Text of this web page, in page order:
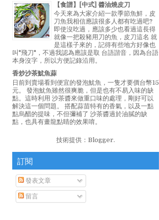
【食譜】[中式] 醬油燒皮刀
今天來為大家介紹一款季節魚鮮，皮
刀魚我相信應該很多人都有吃過吧?
即使沒吃過，應該多少也看過這長得
就像一把殺豬用刀的魚，皮刀這名 就
是這樣子來的，記得有些地方好像也
叫"飛刀"，不過我認為應該是取 台語諧音，因為台語
本身沒字，所以方便記錄沿用。
香炒沙茶魷魚蒜
日前到賣場看到便宜的發泡魷魚，一隻才要價台幣15
元。 發泡魷魚雖然很爽脆，但是也有不易入味的缺
點。這時利用 沙茶醬來做重口味的處理，剛好可以
解決這一個問題。 搭配蒜苗特有的香氣，以及一點
點烏醋的提味，不但彌補了 沙茶醬過於油膩的缺
點，也具有畫龍點睛的效果唷。
技術提供： Blogger.
訂閱
發表文章
留言